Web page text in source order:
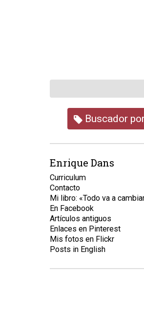
Buscador
Enrique Dans
Curriculum
Contacto
Mi libro: «Todo va a
En Facebook
Artículos antiguos
Enlaces en Pinterest
Mis fotos en Flickr
Posts in English